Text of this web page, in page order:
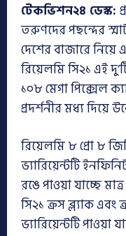
টেকভিশন২৪ ডেস্ক:
তরুণদের পছন্দের
দেশের বাজারে নিয়ে
রিয়েলমি সি২১ এই
১০৮ মেগা পিক্সেল
প্রদর্শনীর মধ্য দিয়ে
রিয়েলমি ৮ প্রো ৮
ভ্যারিয়েন্টটি
রঙে পাওয়া যাচ্ছে
সি২১ ক্রস ব্ল্যাক
ভ্যারিয়েন্টটি পাওয়া